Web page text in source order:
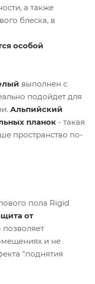
а также
блеска, в
особой
выполнен с
подойдет для
Альпийский
планок - такая
пространство по-
пола Rigid
от
позволяет
и не
"поднятия